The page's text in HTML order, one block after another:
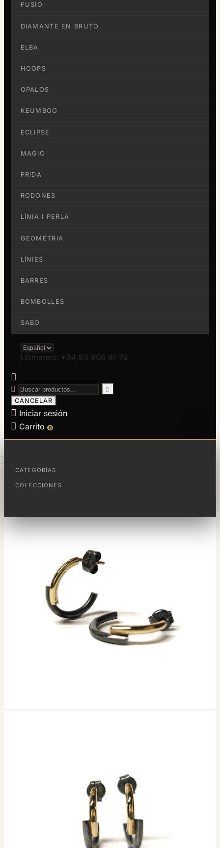
CATEGORÍAS
COLECCIONES
FUSIÓ
DIAMANTE EN BRUTO
ELBA
HOOPS
OPALOS
KEUMBOO
ECLIPSE
MAGIC
FRIDA
RODONES
LÍNIA I PERLA
GEOMETRIA
LÍNIES
BARRES
BOMBOLLES
SABÓ
Llámanos: +34 93 806 81 72



CANCELAR
 Iniciar sesión
 Carrito 0
FRACCIONES